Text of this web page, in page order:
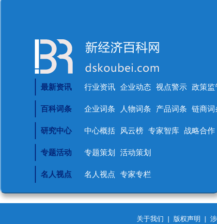
最新资讯 行业资讯 企业动态 视点警示 政策监
百科词条 企业词条 人物词条 产品词条 链商词
研究中心 中心概括 风云榜 专家智库 战略合作
专题活动 专题策划 活动策划
名人视点 名人视点 专家专栏
关于我们 | 版权声明 |